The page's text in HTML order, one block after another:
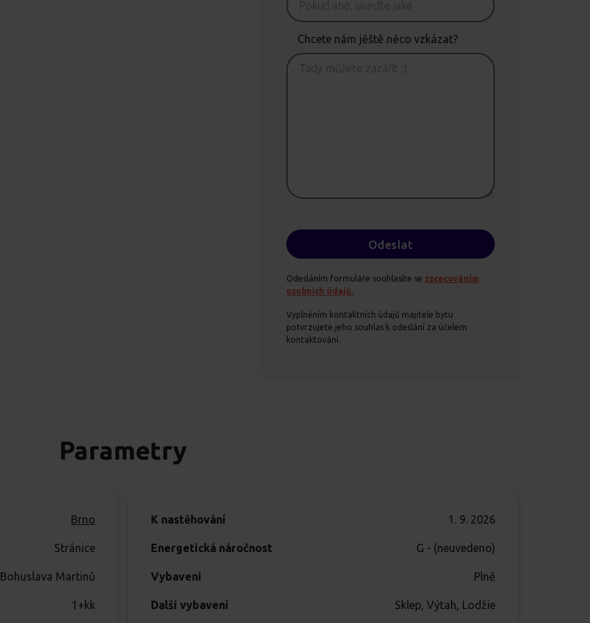
Chcete nám jěště něco vzkázat?
Odesláním formuláře souhlasíte se zpracováním
osobních údajů.
Vyplněním kontaktních údajů majitele bytu
potvrzujete jeho souhlas k odeslání za účelem
kontaktování.
Parametry
Brno
Stránice
Bohuslava Martinů
1+kk
K nastěhování 1. 9. 2026
Energetická náročnost G - (neuvedeno)
Vybavení Plně
Další vybavení Sklep, Výtah, Lodžie